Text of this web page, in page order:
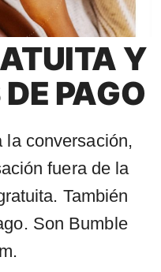
Y
PAGO
la conversación,
fuera de la
También
Son Bumble